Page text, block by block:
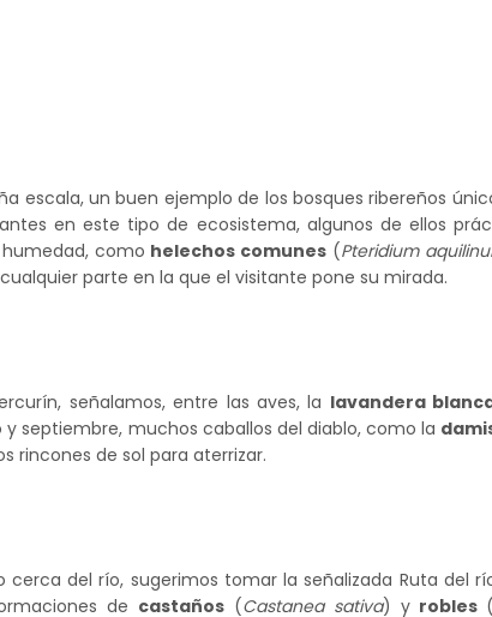
escala, un buen ejemplo de los bosques ribereños
en este tipo de ecosistema, algunos de ellos
como helechos comunes (Pteridium
parte en la que el visitante pone su mirada.
señalamos, entre las aves, la lavandera
septiembre, muchos caballos del diablo, como la
rincones de sol para aterrizar.
del río, sugerimos tomar la señalizada Ruta del
de castaños (Castanea sativa) y robles (